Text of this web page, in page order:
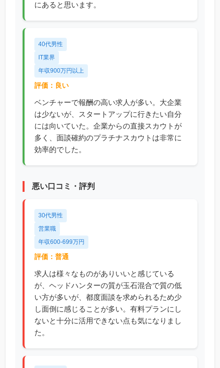
にあると思います。
40代男性
IT業界
年収900万円以上
評価：良い
ベンチャーで報酬の高い求人が多い。大企業
は少ないが、スタートアップに行きたい自分
には向いていた。企業からの直接スカウトが
多く、面談確約のプラチナスカウトは非常に
効率的でした。
悪い口コミ・評判
30代男性
営業職
年収600-699万円
評価：普通
求人は様々なものがありいいと感じている
が、ヘッドハンターの質が玉石混合で質の低
い方が多いが、都度面談を求められるため少
し面倒に感じることが多い。有料プランにし
ないと十分に活用できない点も気になりまし
た。